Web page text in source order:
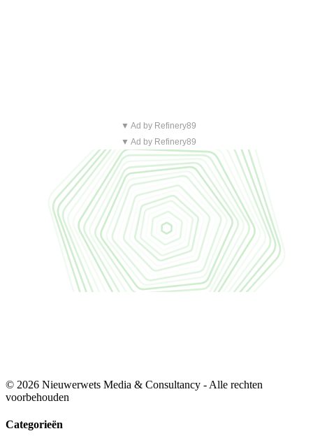
▼ Ad by Refinery89
▼ Ad by Refinery89
© 2026 Nieuwerwets Media & Consultancy - Alle rechten
voorbehouden
Categorieën